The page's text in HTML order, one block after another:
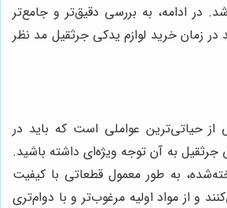
در ادامه، به بررسی دقیق‌تر و جامع‌تر
در زمان خرید لوازم یدکی جرثقیل مد نظر
از حیاتی‌ترین عواملی است که باید در
جرثقیل به آن توجه ویژه‌ای داشته باشید.
به طور معمول قطعاتی با کیفیت
و از مواد اولیه مرغوب‌تر و با دوام‌تری